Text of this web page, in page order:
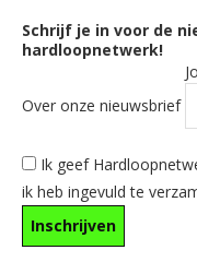
Schrijf je in voor de
hardloopnetwerk!
Over onze nieuwsbrief
Ik geef
ik heb ingevuld te